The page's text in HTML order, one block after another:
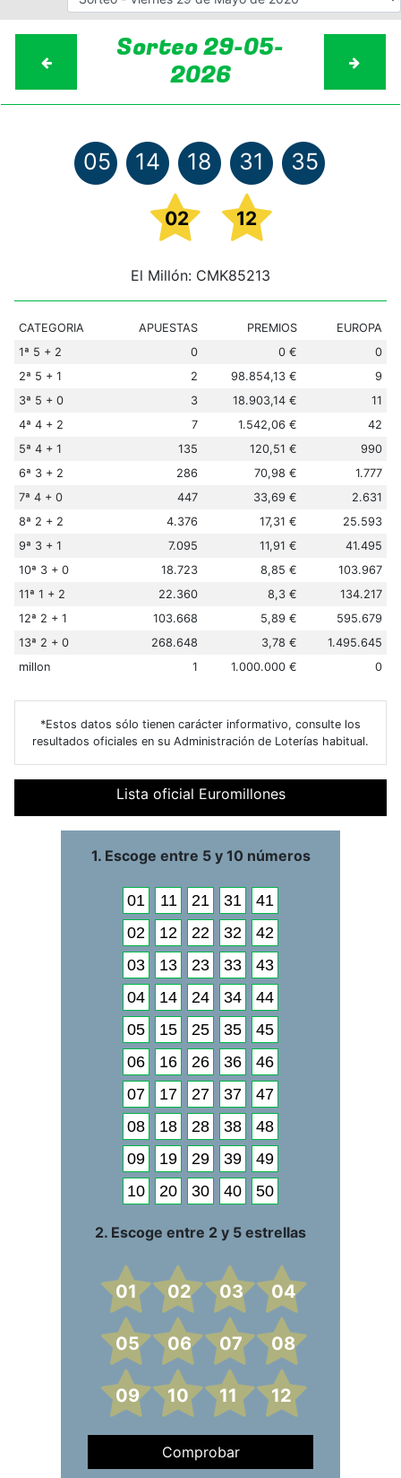
Sorteo 29-05-
2026
1. Escoge entre 5 y 10 números
01 11 21 31
41
02
12 22 32
42
03
13 23 33
43
04
14 24 34
44
05
15 25 35
45
06
16 26 36
46
07
17 27 37
47
08
18 28 38
48
09
19 29 39
49
10
20 30 40 50
2. Escoge entre 2 y 5 estrellas
01 02 03 04
05 06 07 08
09 10 11 12
Comprobar
05 14 18 31 35
02 12
El Millón: CMK85213
CATEGORIA APUESTAS PREMIOS
EUROPA
1ª 5 + 2
0 0 €
0
2ª 5 + 1
2 98.854,13 €
9
3ª 5 + 0
3 18.903,14 €
11
4ª 4 + 2
7 1.542,06 €
42
5ª 4 + 1
135 120,51 €
990
6ª 3 + 2
286 70,98 €
1.777
7ª 4 + 0
447 33,69 €
2.631
8ª 2 + 2
4.376 17,31 €
25.593
9ª 3 + 1
7.095 11,91 €
41.495
10ª 3 + 0
18.723 8,85 €
103.967
11ª 1 + 2
22.360 8,3 €
134.217
12ª 2 + 1
103.668 5,89 €
595.679
13ª 2 + 0
268.648 3,78 €
1.495.645
millon
1 1.000.000 € 0
*Estos datos sólo tienen carácter informativo, consulte los
resultados oficiales en su Administración de Loterías habitual.
Lista oficial Euromillones